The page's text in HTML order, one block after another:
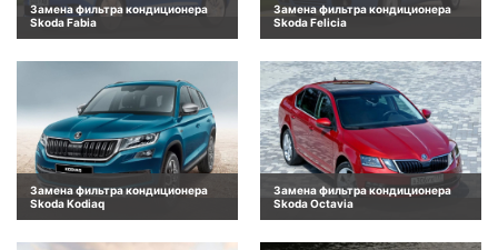
Замена фильтра кондиционера
Skoda Fabia
Замена фильтра кондиционера
Skoda Felicia
Замена фильтра кондиционера
Skoda Kodiaq
Замена фильтра кондиционера
Skoda Octavia